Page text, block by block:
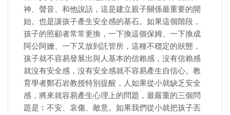
神、聲音、和他說話，這是建立親子關係最重要的開
始。也是讓孩子產生安全感的基石。如果這個階段，
孩子的照顧者常常更換，一下換這個保姆、一下換成
阿公阿嬤、一下又放到託管所，這種不穩定的狀態，
孩子就不容易發展出與人基本的信賴感，沒有信賴感
就沒有安全感，沒有安全感就不容易產生自信心。教
育學者鄭石岩教授特別提醒，人如果從小就缺乏安全
感，將來就容易產生心理上的問題，最嚴重的三個問
題是︰不安、哀傷、敵意。如果我們從小就把孩子丟